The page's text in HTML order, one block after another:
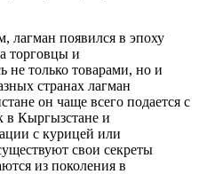
лагман появился в эпоху
торговцы и
не только товарами, но и
странах лагман
он чаще всего подается с
в Кыргызстане и
с курицей или
свои секреты
из поколения в